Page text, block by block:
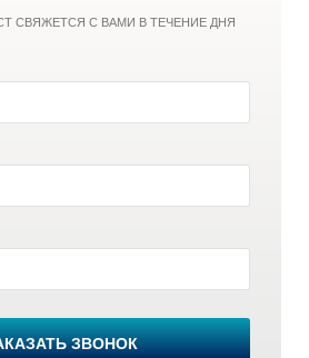
СВЯЖЕТСЯ С ВАМИ В ТЕЧЕНИЕ ДНЯ
ЗВОНОК